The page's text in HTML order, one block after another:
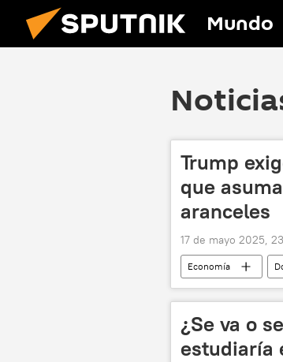
Mundo
Trump
que
aranceles
17 de mayo 2025,
Economía
aranceles
🏛️
¿Se va o
estudiaría